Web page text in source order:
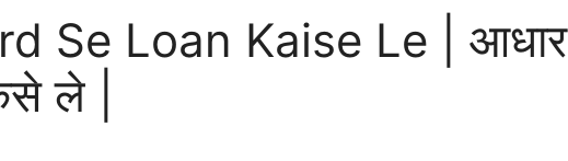
Se Loan Kaise Le | आधार
ले |